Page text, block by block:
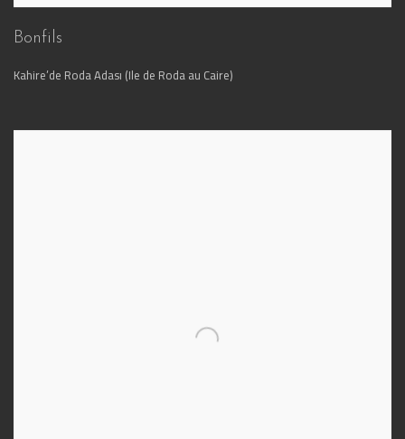
Bonfils
Kahire’de Roda Adası (Ile de Roda au Caire)